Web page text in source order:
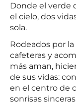
Donde el verde
el cielo, dos
sola.
Rodeados por
cafeteras y
más aman,
de sus vidas:
en el centro de
sonrisas